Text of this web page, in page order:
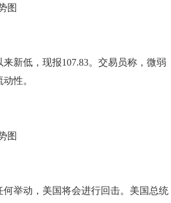
图
新低，现报107.83。交易员称，微弱
性。
图
举动，美国将会进行回击。美国总统